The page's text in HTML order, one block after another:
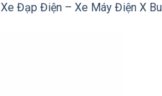
Xe Đạp Điện – Xe Máy Điện X